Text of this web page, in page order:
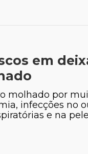
em
molhado por
infecções no
e na